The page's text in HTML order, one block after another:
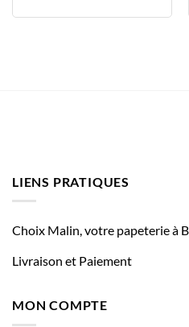
LIENS PRATIQUES
Choix Malin, votre papeterie à
Livraison et Paiement
MON COMPTE